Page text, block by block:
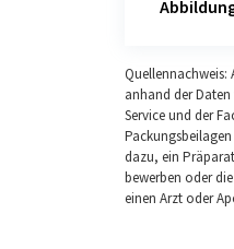
Quellennachweis:
anhand der
Service und der
dazu, ein
bewerben oder
einen Arzt oder